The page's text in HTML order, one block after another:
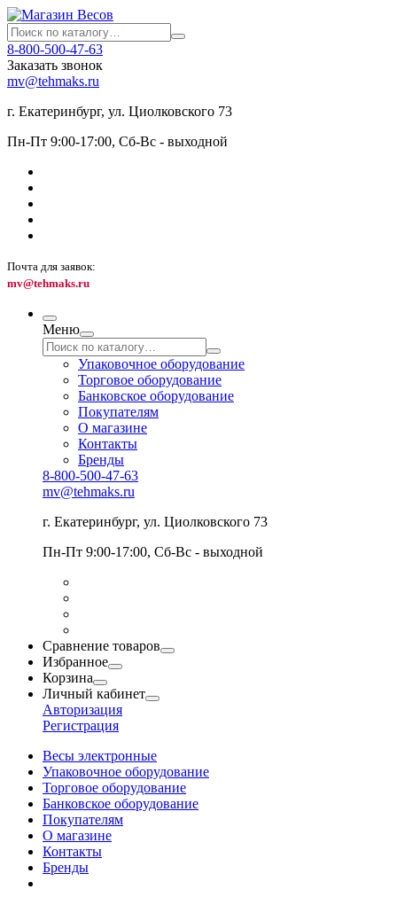
8-800-500-47-63
Заказать звонок
mv@tehmaks.ru
г. Екатеринбург, ул. Циолковского 73
Пн-Пт 9:00-17:00, Сб-Вс - выходной
Почта для заявок:
mv@tehmaks.ru
Меню
Упаковочное оборудование
Торговое оборудование
Банковское оборудование
Покупателям
О магазине
Контакты
Бренды
8-800-500-47-63
mv@tehmaks.ru
г. Екатеринбург, ул. Циолковского 73
Пн-Пт 9:00-17:00, Сб-Вс - выходной
Сравнение товаров
Избранное
Корзина
Личный кабинет
Авторизация
Регистрация
Весы электронные
Упаковочное оборудование
Торговое оборудование
Банковское оборудование
Покупателям
О магазине
Контакты
Бренды